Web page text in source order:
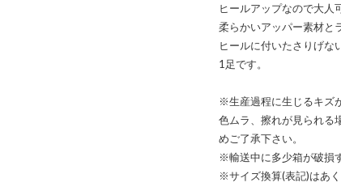
ヒールアップなので大人
柔らかいアッパー素材と
ヒールに付いたさりげな
1足です。
※生産過程に生じるキズ
色ムラ、擦れが見られる
めご了承下さい。
※輸送中に多少箱が破損
※サイズ換算(表記)はあく